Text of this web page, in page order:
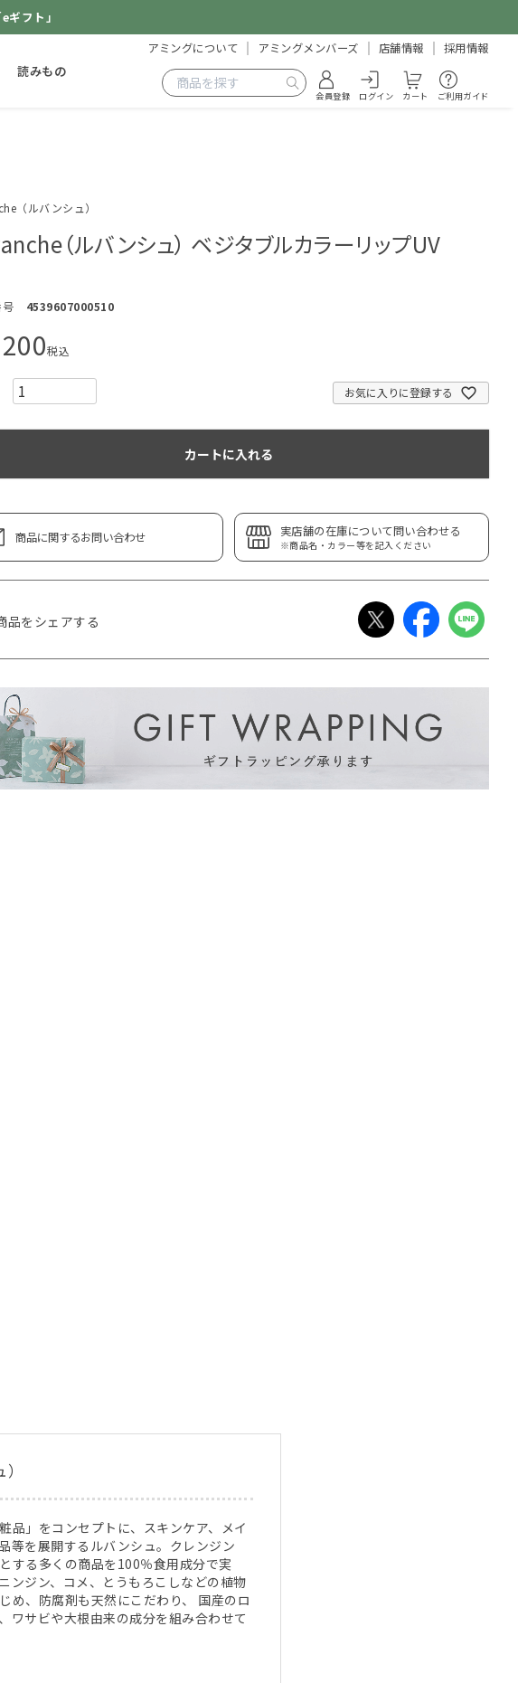
フト」
読みもの
アミングについて アミングメンバーズ 店舗情報 採用情報
会員登録 ログイン カート ご利用ガイド
（ルバンシュ）
（ルバンシュ） ベジタブルカラーリップUV
4539607000510
税込
お気に入りに登録する
カートに入れる
商品に関するお問い合わせ 実店舗の在庫について問い合わせる
※商品名・カラー等を記入ください
品をシェアする
品」をコンセプトに、スキンケア、メイ
等を展開するルバンシュ。クレンジン
する多くの商品を100％食用成分で実
ンジン、コメ、とうもろこしなどの植物
め、防腐剤も天然にこだわり、 国産のロ
ワサビや大根由来の成分を組み合わせて